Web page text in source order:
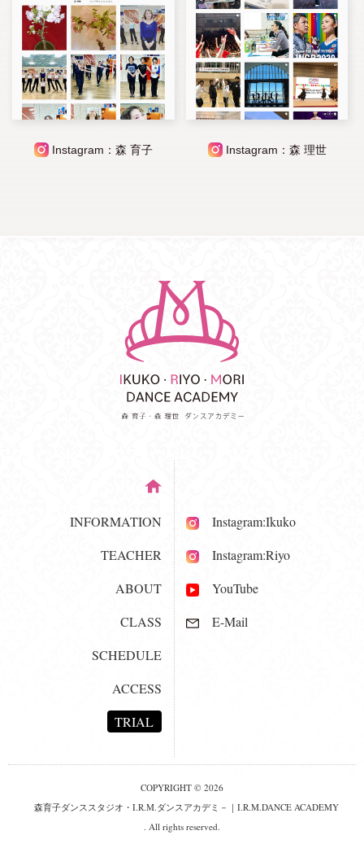
Instagram：森 育子 Instagram：森 理世
INFORMATION
TEACHER
ABOUT
CLASS
SCHEDULE
ACCESS
TRIAL
Instagram:Ikuko
Instagram:Riyo
YouTube
E-Mail
COPYRIGHT © 2026
森育子ダンススタジオ・I.R.M.ダンスアカデミ－｜I.R.M.DANCE ACADEMY
. All rights reserved.